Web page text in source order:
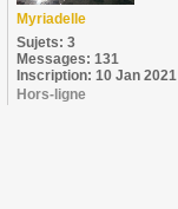
Myriadelle
Sujets: 3
Messages: 131
Inscription: 10 Jan 2021
Hors-ligne